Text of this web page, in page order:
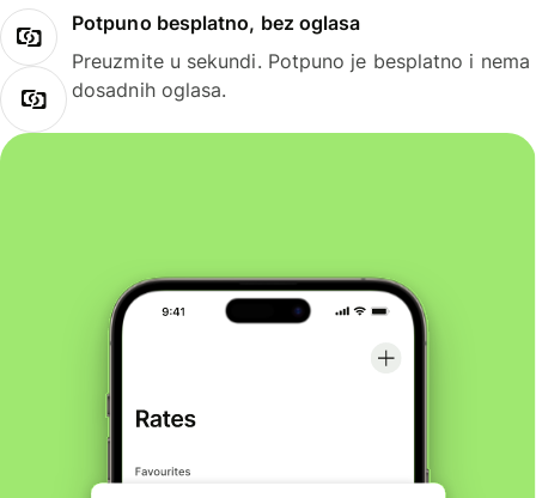
Potpuno besplatno, bez oglasa
Preuzmite u sekundi. Potpuno je besplatno i nema
dosadnih oglasa.